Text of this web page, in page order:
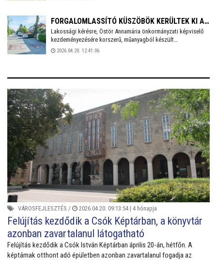
eszközöket is, amelyeket az Ökolimpián nyertek a diákok
FORGALOMLASSÍTÓ KÜSZÖBÖK KERÜLTEK KI A
KIS POZSONYI ÚTRA
Lakossági kérésre, Östör Annamária önkormányzati képviselő
kezdeményezésére korszerű, műanyagból készült
forgalomlassítókat építettek ki a kis Pozsonyi utca
2026.04.20. 12:41:06
VÁROSFEJLESZTÉS / 2026.04.20. 09:13:54 | 4 hónapja
Felújítás kezdődik a Csók Képtárban, a könyvtár
azonban zavartalanul látogatható
Felújítás kezdődik a Csók István Képtárban április 20-án, hétfőn. A
képtárnak otthont adó épületben azonban zavartalanul fogadja az